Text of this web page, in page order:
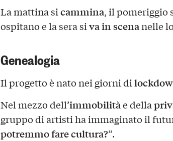
La mattina sicammina, il pomeriggio
ospitano e la sera siva in scenanelle
Genealogia
Il progetto è nato nei giorni di
Nel mezzo dell’immobilitàe della
gruppo di artisti ha immaginato il
potremmo fare cultura?”.